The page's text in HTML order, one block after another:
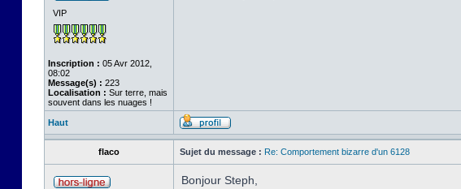
VIP
Inscription : 05 Avr 2012,
08:02
Message(s) : 223
Localisation : Sur terre, mais
souvent dans les nuages !
Haut
flaco Sujet du message : Re: Comportement bizarre d'un 6128
Bonjour Steph,